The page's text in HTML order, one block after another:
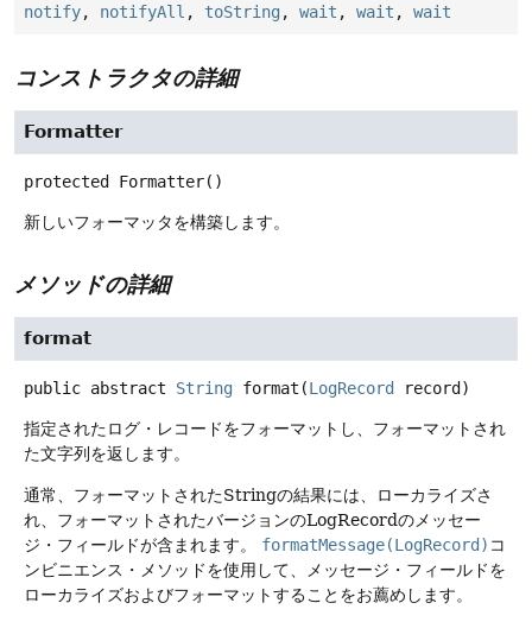
notify, notifyAll , toString , wait , wait , wait
コンストラクタの詳細
Formatter
protected Formatter()
新しいフォーマッタを構築します。
メソッドの詳細
format
public abstract String format (LogRecord record)
指定されたログ・レコードをフォーマットし、フォーマットされ
た文字列を返します。
通常、フォーマットされたStringの結果には、ローカライズさ
れ、フォーマットされたバージョンのLogRecordのメッセー
ジ・フィールドが含まれます。
formatMessage(LogRecord) コ
ンビニエンス・メソッドを使用して、メッセージ・フィールドを
ローカライズおよびフォーマットすることをお薦めします。